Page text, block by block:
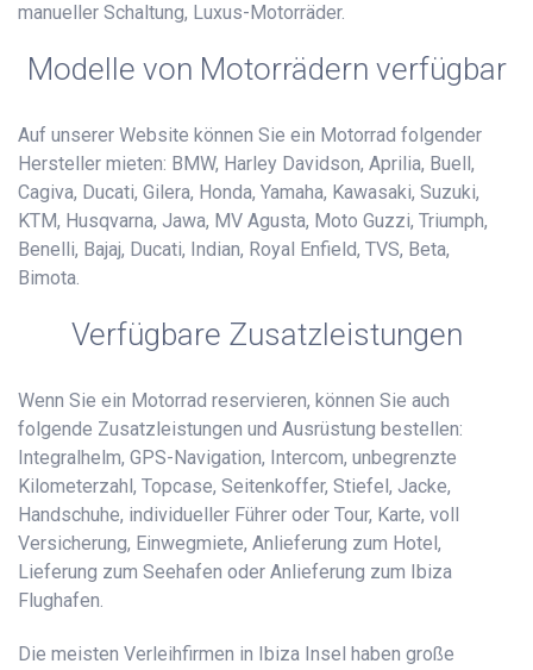
manueller Schaltung, Luxus-Motorräder.
Modelle von Motorrädern verfügbar
Auf unserer Website können Sie ein Motorrad folgender
Hersteller mieten: BMW, Harley Davidson, Aprilia, Buell,
Cagiva, Ducati, Gilera, Honda, Yamaha, Kawasaki, Suzuki,
KTM, Husqvarna, Jawa, MV Agusta, Moto Guzzi, Triumph,
Benelli, Bajaj, Ducati, Indian, Royal Enfield, TVS, Beta,
Bimota.
Verfügbare Zusatzleistungen
Wenn Sie ein Motorrad reservieren, können Sie auch
folgende Zusatzleistungen und Ausrüstung bestellen:
Integralhelm, GPS-Navigation, Intercom, unbegrenzte
Kilometerzahl, Topcase, Seitenkoffer, Stiefel, Jacke,
Handschuhe, individueller Führer oder Tour, Karte, voll
Versicherung, Einwegmiete, Anlieferung zum Hotel,
Lieferung zum Seehafen oder Anlieferung zum Ibiza
Flughafen.
Die meisten Verleihfirmen in Ibiza Insel haben große